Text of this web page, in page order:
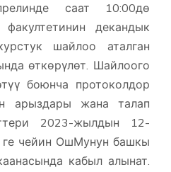
саат 10:00дө
декандык
шайлоо аталган
өткөрүлөт. Шайлоого
боюнча протоколдор
арыздары жана талап
2023-жылдын 12-
ге чейин ОшМунун башкы
кабыл алынат.